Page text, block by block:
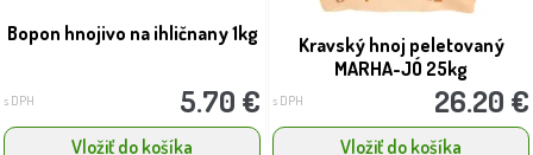
Bopon hnojivo na ihličnany 1kg
s DPH 5.70 €
Vložiť do košíka
Kravský hnoj peletovaný
MARHA-JÓ 25kg
s DPH 26.20 €
Vložiť do košíka